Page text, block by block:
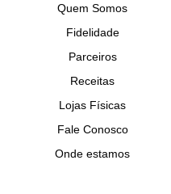
Quem Somos
Fidelidade
Parceiros
Receitas
Lojas Físicas
Fale Conosco
Onde estamos